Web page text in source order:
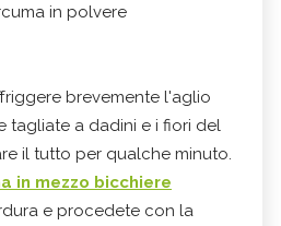
in polvere
brevemente l'aglio
tagliate a dadini e i fiori del
il tutto per qualche minuto.
in mezzo bicchiere
e procedete con la